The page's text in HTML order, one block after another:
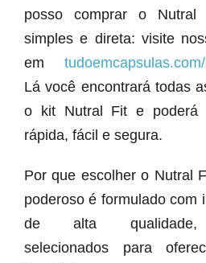
posso comprar o
simples e direta: visite
em
Lá você encontrará todas
o kit Nutral Fit e poderá
rápida, fácil e segura.
Por que escolher o Nutral
poderoso é formulado com
de alta qualidade,
selecionados para